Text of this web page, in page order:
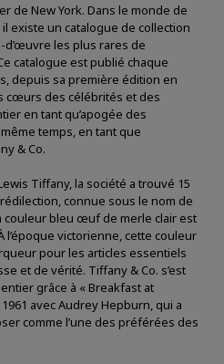
de New York. Dans le monde de
existe un catalogue de collection
les plus rares de
catalogue est publié chaque
depuis sa première édition en
cœurs des célébrités et des
en tant qu’apogée des
temps, en tant que
& Co.
Tiffany, la société a trouvé 15
connue sous le nom de
couleur bleu œuf de merle clair est
l’époque victorienne, cette couleur
pour les articles essentiels
et de vérité. Tiffany & Co. s’est
grâce à « Breakfast at
avec Audrey Hepburn, qui a
comme l’une des préférées des